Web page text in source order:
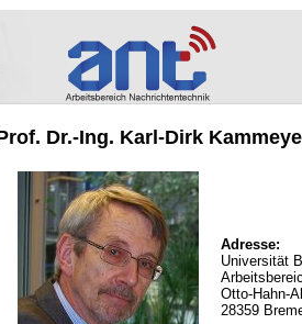
Dr.-Ing. Karl-Dirk
Adresse:
Universität
Otto-Hahn-
28359